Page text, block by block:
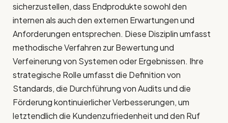
sicherzustellen, dass Endprodukte sowohl den
internen als auch den externen Erwartungen und
Anforderungen entsprechen. Diese Disziplin umfasst
methodische Verfahren zur Bewertung und
Verfeinerung von Systemen oder Ergebnissen. Ihre
strategische Rolle umfasst die Definition von
Standards, die Durchführung von Audits und die
Förderung kontinuierlicher Verbesserungen, um
letztendlich die Kundenzufriedenheit und den Ruf